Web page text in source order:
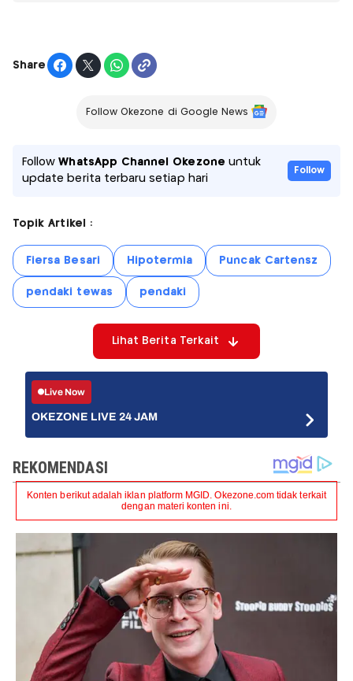
Share
Follow Okezone di Google News
FollowWhatsApp Channel Okezone untuk
update berita terbaru setiap hari
Follow
Topik Artikel :
Fiersa Besari Hipotermia Puncak Cartensz
pendaki tewas pendaki
Lihat Berita Terkait
Live Now
OKEZONE LIVE 24 JAM